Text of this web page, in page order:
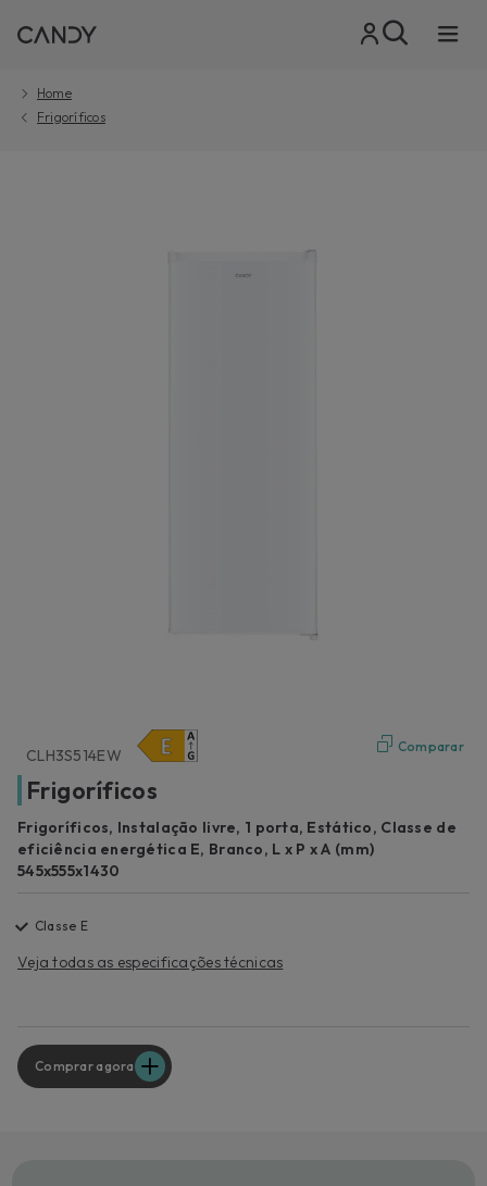
Home
Frigoríficos
Comparar
CLH3S514EW
Frigoríficos
Frigoríficos, Instalação livre, 1 porta, Estático, Classe de
eficiência energética E, Branco, L x P x A (mm)
545x555x1430
Classe E
Veja todas as especificações técnicas
Comprar agora